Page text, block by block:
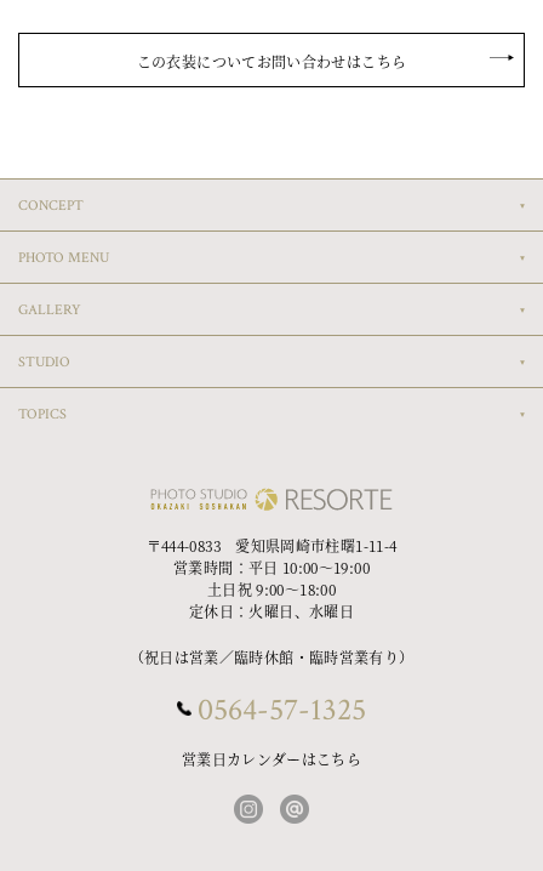
この衣装についてお問い合わせはこちら
CONCEPT
PHOTO MENU
GALLERY
STUDIO
TOPICS
〒444-0833 愛知県岡崎市柱曙1-11-4
営業時間：平日 10:00〜19:00
土日祝 9:00〜18:00
定休日：火曜日、水曜日
（祝日は営業／臨時休館・臨時営業有り）
0564-57-1325
営業日カレンダーはこちら